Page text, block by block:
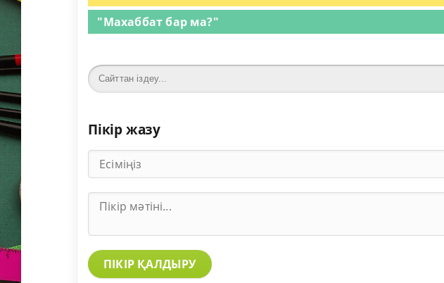
"Махаббат бар ма?"
Пікір жазу
ПІКІР ҚАЛДЫРУ